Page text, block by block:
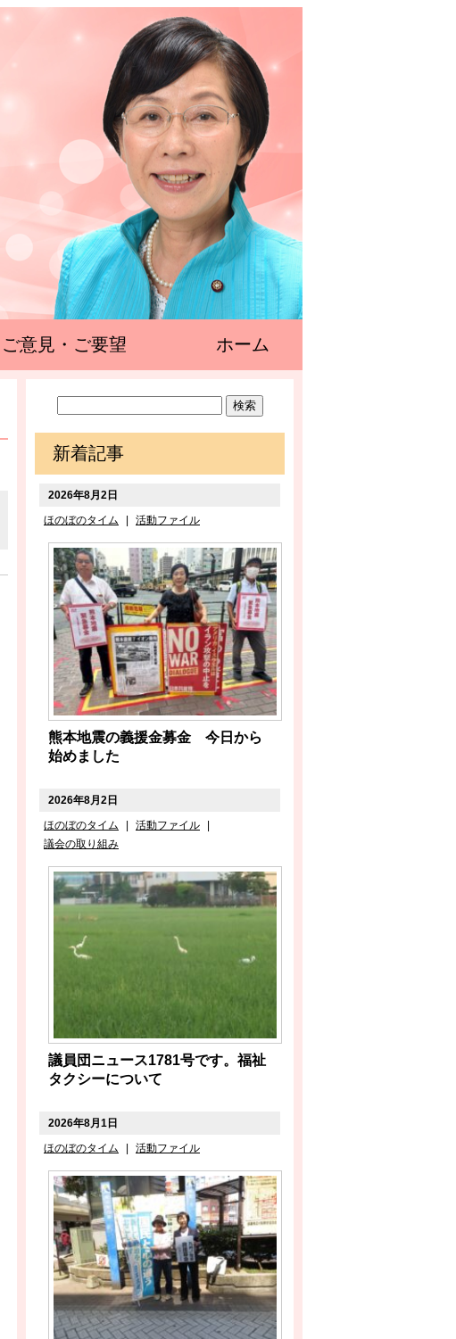
ご意見・ご要望 ホーム
新着記事
2026年8月2日
ほのぼのタイム
活動ファイル
熊本地震の義援金募金 今日から
始めました
2026年8月2日
ほのぼのタイム
| 活動ファイル
|
議会の取り組み
議員団ニュース1781号です。福祉
タクシーについて
2026年8月1日
ほのぼのタイム
活動ファイル